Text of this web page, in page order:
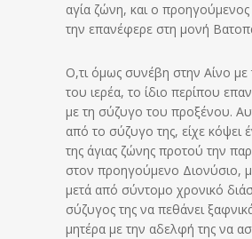
αγία ζώνη, και ο
την επανέφερε στη μονή
Ο,τι όμως συνέβη στην Αίνο με
του ιερέα, το ίδιο περίπου
με τη σύζυγο του προξένου.
από το σύζυγο της, είχε κόψει
της άγιας ζώνης προτού την
στον προηγούμενο Διονύσιο,
μετά από σύντομο χρονικό
σύζυγος της να πεθάνει
μητέρα με την αδελφή της να